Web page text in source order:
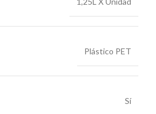
Plástico PET
Sí